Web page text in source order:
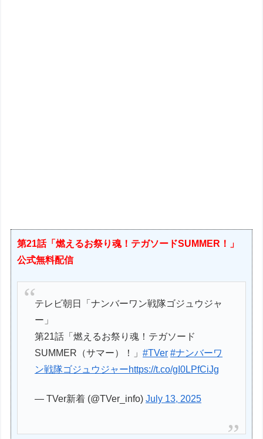
第21話「燃えるお祭り魂！テガソードSUMMER！」
公式無料配信
テレビ朝日「ナンバーワン戦隊ゴジュウジャ
ー」
第21話「燃えるお祭り魂！テガソード
SUMMER（サマー）！」#TVer #ナンバーワ
ン戦隊ゴジュウジャーhttps://t.co/gI0LPfCiJg
— TVer新着 (@TVer_info)July 13, 2025